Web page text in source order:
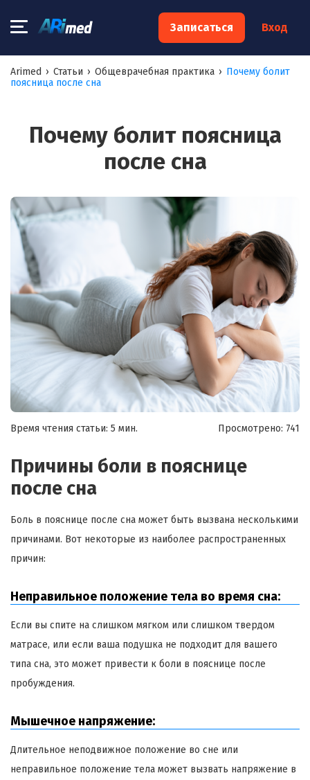
Записаться Вход
Arimed › Статьи › Общеврачебная практика › Почему болит
поясница после сна
Почему болит поясница
после сна
Время чтения статьи: 5 мин. Просмотрено: 741
Причины боли в пояснице
после сна
Боль в пояснице после сна может быть вызвана несколькими
причинами. Вот некоторые из наиболее распространенных
причин:
Неправильное положение тела во время сна:
Если вы спите на слишком мягком или слишком твердом
матрасе, или если ваша подушка не подходит для вашего
типа сна, это может привести к боли в пояснице после
пробуждения.
Мышечное напряжение:
Длительное неподвижное положение во сне или
неправильное положение тела может вызвать напряжение в
×
Запишитесь на консультацию к
Ваш e-mail:*
Я согласен на обработку моих персональных данных